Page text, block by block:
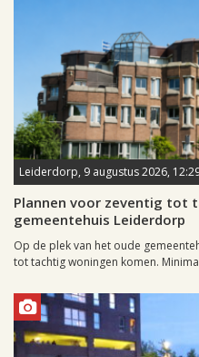
Leiderdorp, 9 augustus 2026,
Plannen voor zeventig tot
gemeentehuis Leiderdorp
Op de plek van het oude
tot tachtig woningen komen.